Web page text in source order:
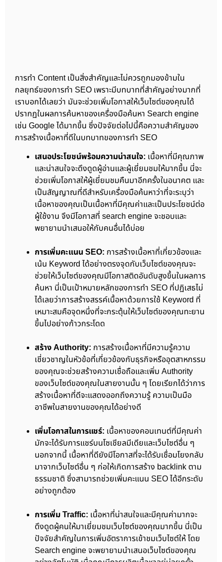
การทำ Content เป็นสิ่งสำคัญและไม่ควรถูกมองข้ามใน
กลยุทธ์ของการทำ SEO เพราะมีบทบาทที่สำคัญอย่างมากที่
เราบอกได้เลยว่า มันจะช่วยเพิ่มโอกาสให้เว็บไซต์ของคุณได้
ปรากฏในผลการค้นหาของเครื่องมือค้นหา Search engine
เช่น Google ได้มากขึ้น ซึ่งปัจจัยต่อไปนี้คือความสำคัญของ
การสร้างเนื้อหาที่ดีในบทบาทของการทำ SEO
เสนอประโยชน์พร้อมความน่าสนใจ: เนื้อหาที่มีคุณภาพ
และน่าสนใจจะดึงดูดผู้อ่านและผู้เยี่ยมชมให้มากขึ้น นี่จะ
ช่วยเพิ่มโอกาสให้ผู้เยี่ยมชมคืนมาอีกครั้งในอนาคต และ
เป็นสัญญาณที่ดีสำหรับเครื่องมือค้นหาว่าที่จะระบุว่า
เนื้อหาของคุณเป็นเนื้อหาที่มีคุณค่าและเป็นประโยชน์ต่อ
ผู้ใช้งาน จึงมีโอกาสที่ search engine จะชอบและ
พยายามนำเสนอให้กับคนอื่นได้บ่อย
การเพิ่มคะแนน SEO: การสร้างเนื้อหาที่เกี่ยวข้องและ
เน้น Keyword ได้อย่างตรงจุดกับเว็บไซต์ของคุณจะ
ช่วยให้เว็บไซต์ของคุณมีโอกาสติดอันดับสูงขึ้นในผลการ
ค้นหา นี่เป็นเป้าหมายหลักของการทำ SEO ที่ปฏิเสธไม่
ได้เลยว่าการสร้างสรรค์เนื้อหาด้วยการใช้ Keyword ที่
เหมาะสมคือจุดหนึ่งที่จะกระตุ้นให้เว็บไซต์ของคุณทะยาน
ขึ้นไปอย่างก้าวกระโดด
สร้าง Authority: การสร้างเนื้อหาที่มีความรู้ความ
เชี่ยวชาญในหัวข้อที่เกี่ยวข้องกับธุรกิจหรืออุตสาหกรรม
ของคุณจะช่วยสร้างความเชื่อถือและเพิ่ม Authority
ของเว็บไซต์ของคุณในสายงานนั้น ๆ โดยเรียกได้ว่าการ
สร้างเนื้อหาที่ดีจะแสดงออกถึงความรู้ ความเป็นมือ
อาชีพในสายงานของคุณได้อย่างดี
เพิ่มโอกาสในการแชร์: เนื้อหาของคอนเทนต์ที่มีคุณค่า
มักจะได้รับการแชร์บนโซเชียลมีเดียและเว็บไซต์อื่น ๆ
นอกจากนี้ เนื้อหาที่ดียังมีโอกาสที่จะได้รับเชื่อมโยงกลับ
มาจากเว็บไซต์อื่น ๆ ก่อให้เกิดการสร้าง backlink ตาม
ธรรมชาติ ซึ่งสามารถช่วยเพิ่มคะแนน SEO ได้อีกระดับ
อย่างถูกต้อง
การเพิ่ม Traffic: เนื้อหาที่น่าสนใจและมีคุณค่ามากจะ
ดึงดูดผู้คนให้มาเยี่ยมชมเว็บไซต์ของคุณมากขึ้น นี่เป็น
ปัจจัยสำคัญในการเพิ่มอัตราการเข้าชมเว็บไซต์ให้ โดย
Search engine จะพยายามนำเสนอเว็บไซต์ของคุณ